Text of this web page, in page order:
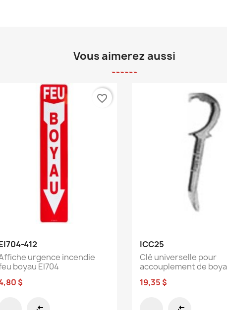
Vous aimerez aussi
Aperçu rapide
412
urgence incendie
boyau EI704
$
favorite_border

ICC25
Clé universelle pour
accouplement de
19,35 $